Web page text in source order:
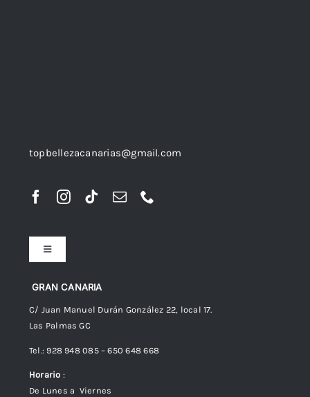
topbellezacanarias@gmail.com
GRAN CANARIA
C/ Juan Manuel Durán González 22, local 17.
Las Palmas GC
Tel.: 928 948 085 – 650 648 668
Horario :
De Lunes a Viernes
Toggle
Navigation
Preguntas frecuentes
Envíos
Política de Privacidad